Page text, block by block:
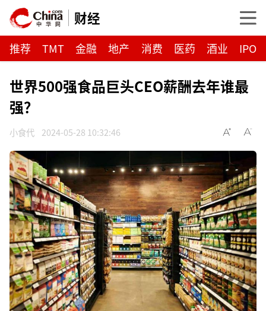
财经
推荐 TMT 金融 地产 消费 医药 酒业 IPO
世界500强食品巨头CEO薪酬去年谁最
强？
小食代 2024-05-28 10:32:46